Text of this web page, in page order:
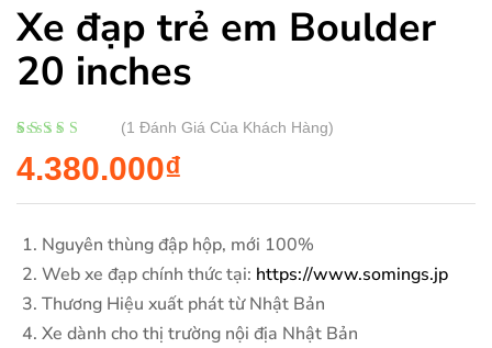
Xe đạp trẻ em Boulder
20 inches
trênđánh giá
(1 Đánh Giá Của Khách Hàng)
4.380.000₫
Nguyên thùng đập hộp, mới 100%
Web xe đạp chính thức tại: https://www.somings.jp
Thương Hiệu xuất phát từ Nhật Bản
Xe dành cho thị trường nội địa Nhật Bản